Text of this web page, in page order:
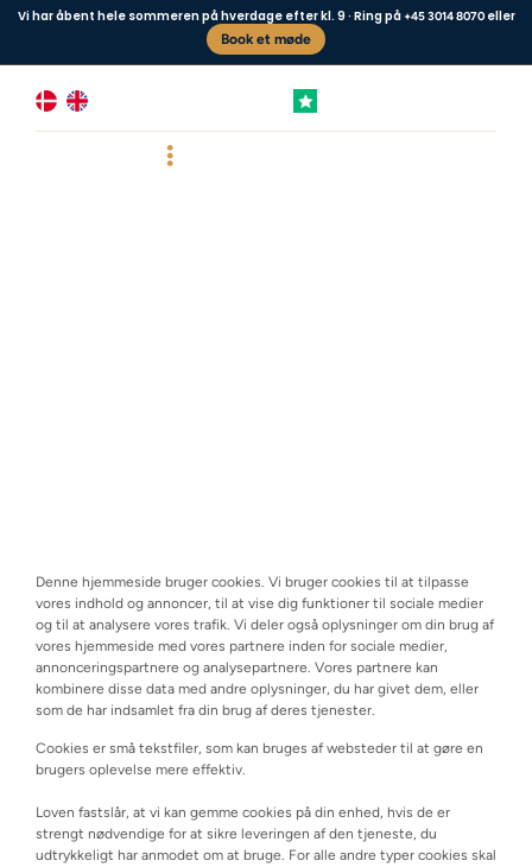
Vi har åbent hele sommeren på hverdage efter kl. 9 · Ring på +45 3014 8070eller
Book et møde
Denne hjemmeside bruger cookies. Vi bruger cookies til at tilpasse
vores indhold og annoncer, til at vise dig funktioner til sociale medier
og til at analysere vores trafik. Vi deler også oplysninger om din brug af
vores hjemmeside med vores partnere inden for sociale medier,
annonceringspartnere og analysepartnere. Vores partnere kan
kombinere disse data med andre oplysninger, du har givet dem, eller
som de har indsamlet fra din brug af deres tjenester.
Cookies er små tekstfiler, som kan bruges af websteder til at gøre en
brugers oplevelse mere effektiv.
Loven fastslår, at vi kan gemme cookies på din enhed, hvis de er
strengt nødvendige for at sikre leveringen af den tjeneste, du
udtrykkeligt har anmodet om at bruge. For alle andre typer cookies skal